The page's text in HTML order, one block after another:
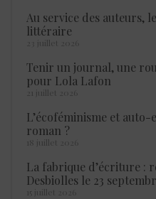
Au service des auteurs,
littéraire
23 juillet 2026
Tenir un journal, une
pour Lola Lafon
21 juillet 2026
L’écoféminisme et auto-
roman ?
18 juillet 2026
La fabrique d’écriture :
Desbiolles le 23
15 juillet 2026